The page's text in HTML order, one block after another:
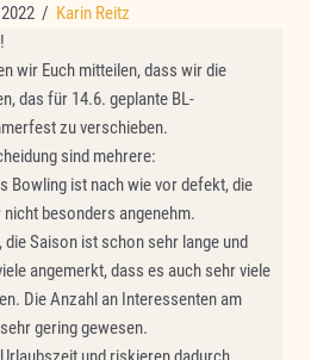
/ Karin Reitz
wir Euch mitteilen, dass wir die
das für 14.6. geplante BL-
zu verschieben.
sind mehrere:
Bowling ist nach wie vor defekt, die
besonders angenehm.
Saison ist schon sehr lange und
angemerkt, dass es auch sehr viele
Die Anzahl an Interessenten am
gering gewesen.